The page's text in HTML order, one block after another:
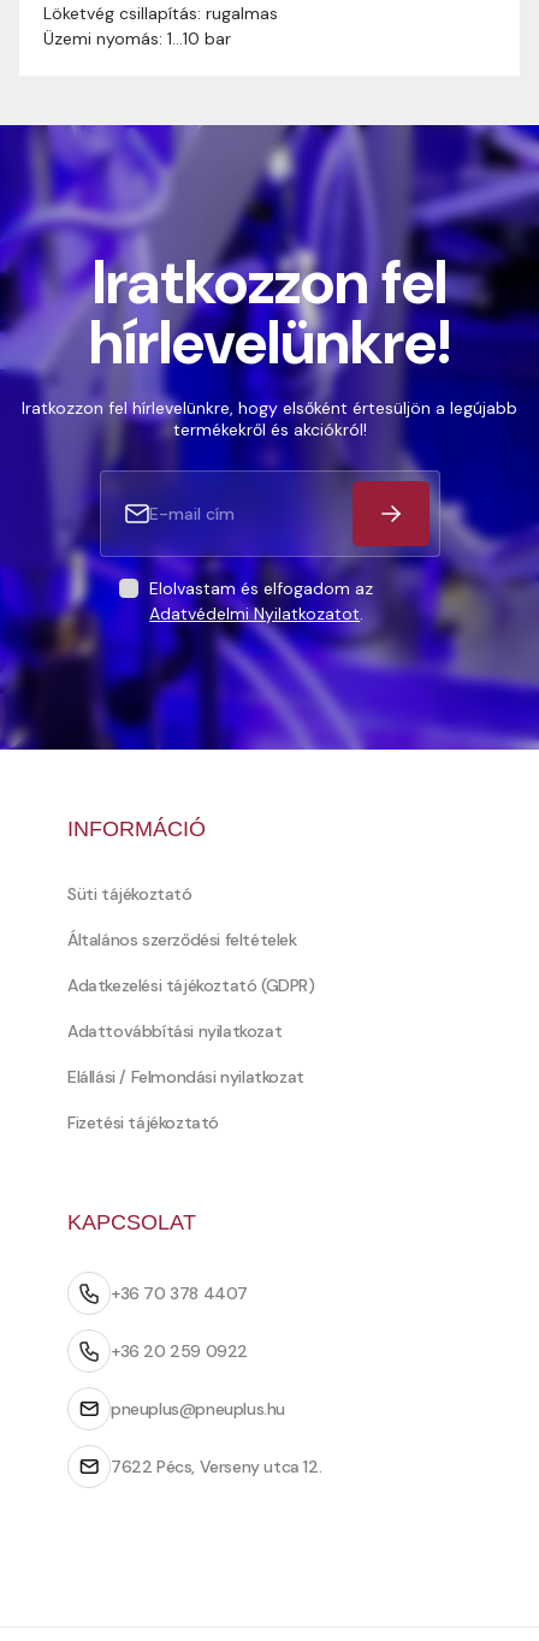
Löketvég csillapítás: rugalmas
Üzemi nyomás: 1…10 bar
Iratkozzon fel
hírlevelünkre!
Iratkozzon fel hírlevelünkre, hogy elsőként értesüljön a legújabb
termékekről és akciókról!
Elolvastam és elfogadom az
Adatvédelmi Nyilatkozatot.
INFORMÁCIÓ
Süti tájékoztató
Általános szerződési feltételek
Adatkezelési tájékoztató (GDPR)
Adattovábbítási nyilatkozat
Elállási / Felmondási nyilatkozat
Fizetési tájékoztató
KAPCSOLAT
+36 70 378 4407
+36 20 259 0922
pneuplus@pneuplus.hu
7622 Pécs, Verseny utca 12.